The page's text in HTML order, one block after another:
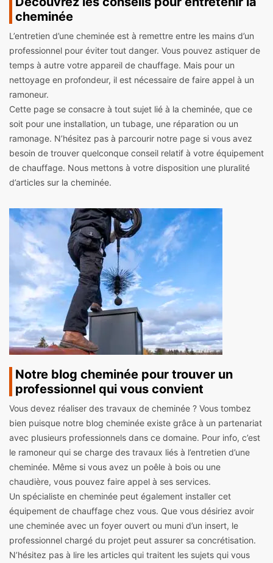
cheminée
L’entretien d’une cheminée est à remettre entre les mains d’un
professionnel pour éviter tout danger. Vous pouvez astiquer de
temps à autre votre appareil de chauffage. Mais pour un
nettoyage en profondeur, il est nécessaire de faire appel à un
ramoneur.
Cette page se consacre à tout sujet lié à la cheminée, que ce
soit pour une installation, un tubage, une réparation ou un
ramonage. N’hésitez pas à parcourir notre page si vous avez
besoin de trouver quelconque conseil relatif à votre équipement
de chauffage. Nous mettons à votre disposition une pluralité
d’articles sur la cheminée.
Notre blog cheminée pour trouver un
professionnel qui vous convient
Vous devez réaliser des travaux de cheminée ? Vous tombez
bien puisque notre blog cheminée existe grâce à un partenariat
avec plusieurs professionnels dans ce domaine. Pour info, c’est
le ramoneur qui se charge des travaux liés à l’entretien d’une
cheminée. Même si vous avez un poêle à bois ou une
chaudière, vous pouvez faire appel à ses services.
Un spécialiste en cheminée peut également installer cet
équipement de chauffage chez vous. Que vous désiriez avoir
une cheminée avec un foyer ouvert ou muni d’un insert, le
professionnel chargé du projet peut assurer sa concrétisation.
N’hésitez pas à lire les articles qui traitent les sujets qui vous